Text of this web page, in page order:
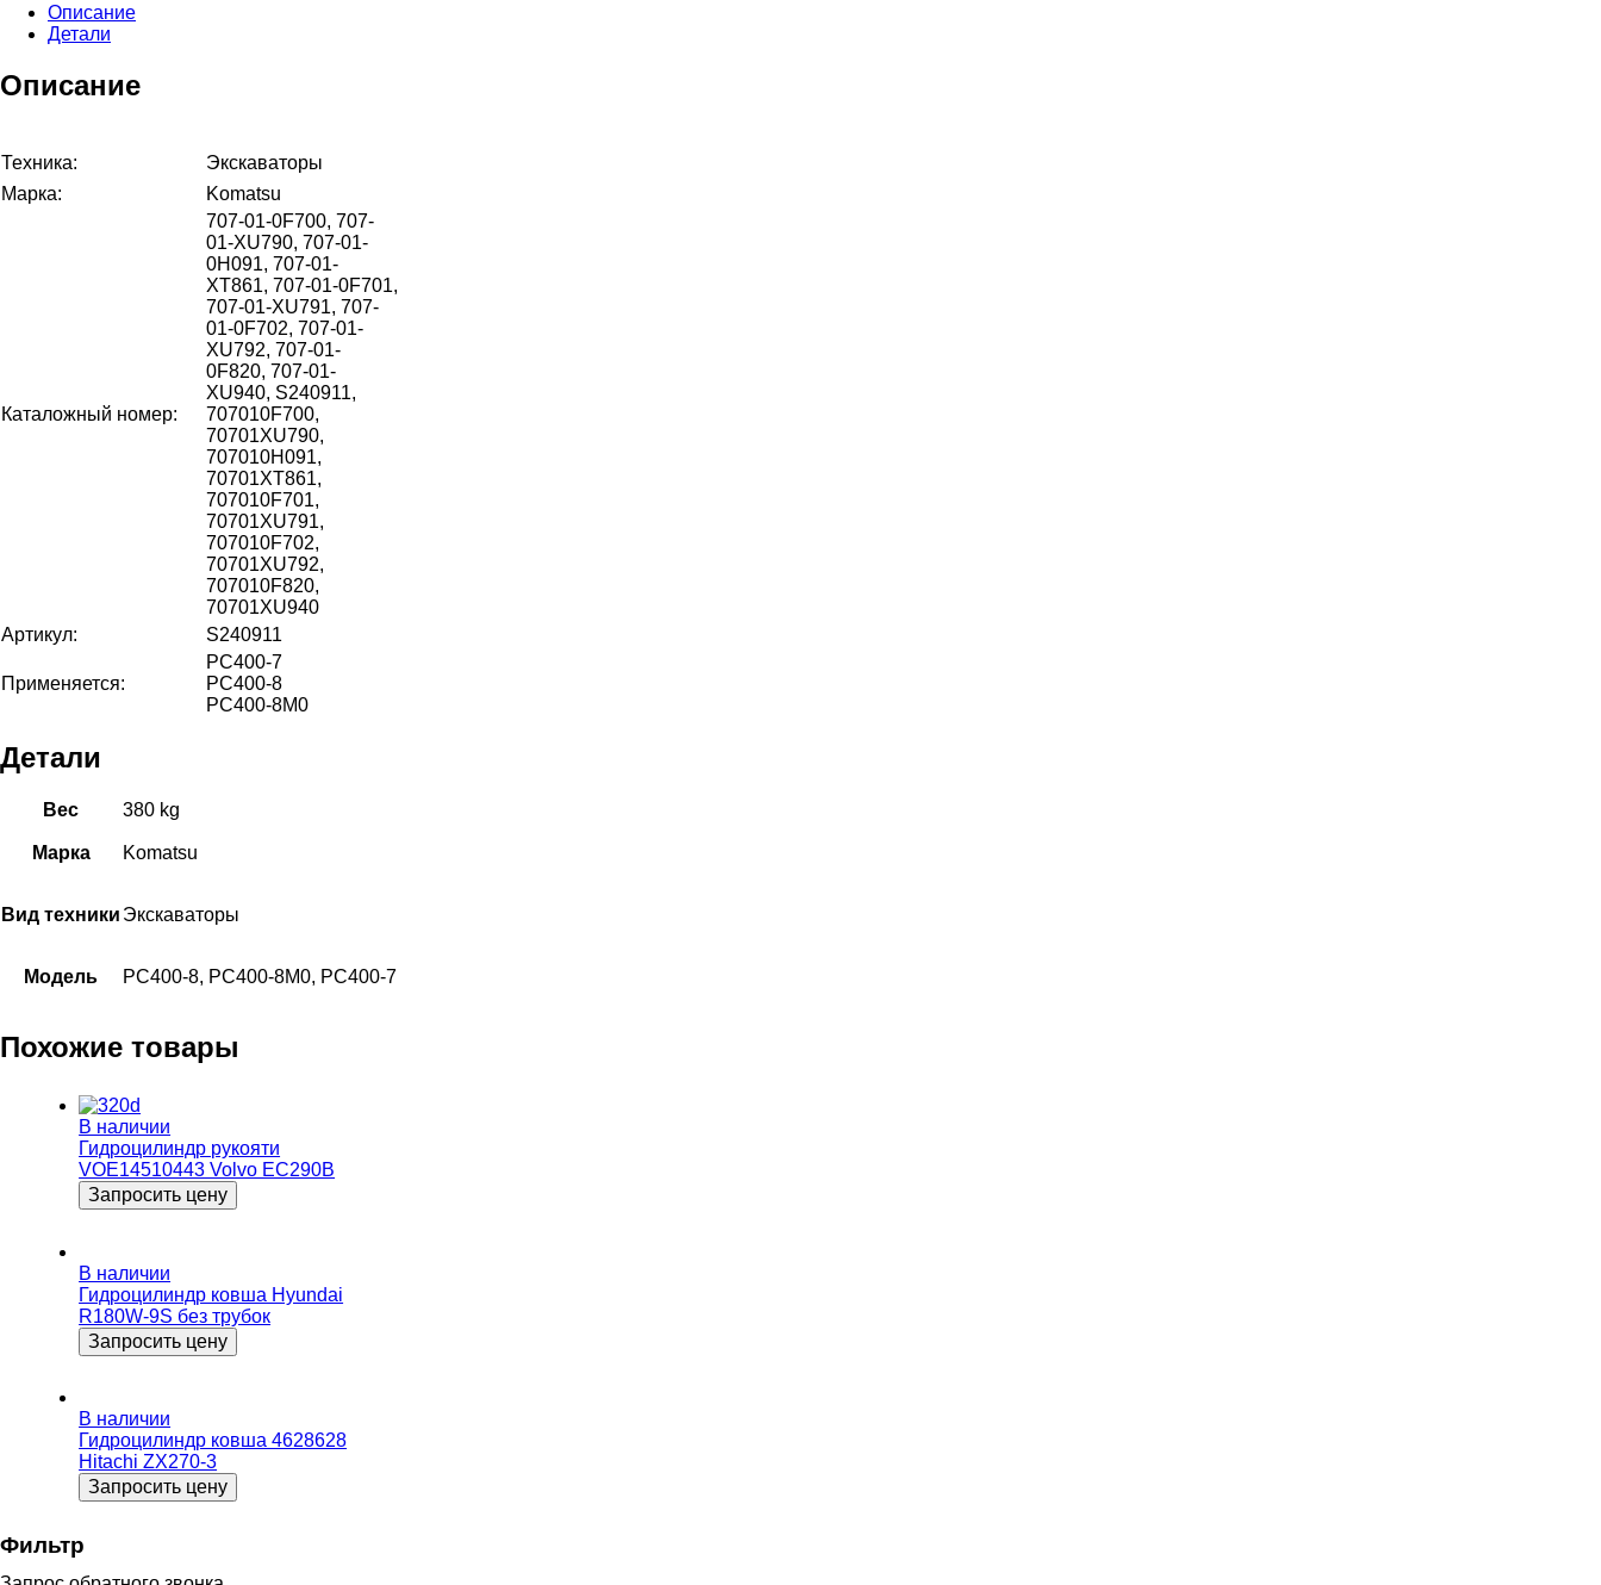
Описание
Детали
Описание
Техника:
Экскаваторы
Марка:
Komatsu
Каталожный номер:
707-01-0F700, 707-
01-XU790, 707-01-
0H091, 707-01-
XT861, 707-01-0F701,
707-01-XU791, 707-
01-0F702, 707-01-
XU792, 707-01-
0F820, 707-01-
XU940, S240911,
707010F700,
70701XU790,
707010H091,
70701XT861,
707010F701,
70701XU791,
707010F702,
70701XU792,
707010F820,
70701XU940
Артикул:
S240911
Применяется:
PC400-7
PC400-8
PC400-8M0
Детали
Вес 380 kg
Марка Komatsu
Вид техники Экскаваторы
Модель PC400-8, PC400-8M0, PC400-7
Похожие товары
В наличии
Гидроцилиндр рукояти
VOE14510443 Volvo EC290B
Запросить цену
В наличии
Гидроцилиндр ковша Hyundai
R180W-9S без трубок
Запросить цену
В наличии
Гидроцилиндр ковша 4628628
Hitachi ZX270-3
Запросить цену
Фильтр